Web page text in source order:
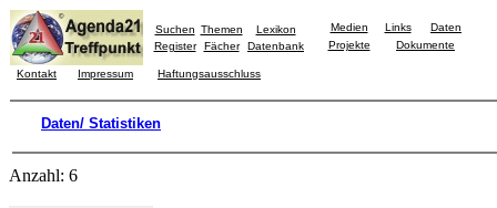
Suchen Themen
Lexikon
Register
Fächer Datenbank
Medien Links
Daten
Projekte
Dokumente
Kontakt Impressum Haftungsausschluss
Daten/ Statistiken
Anzahl: 6